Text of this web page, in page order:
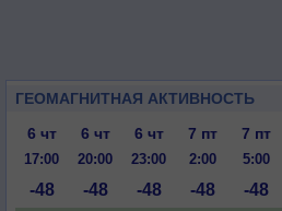
ГЕОМАГНИТНАЯ АКТИВНОСТЬ
6 чт
6 чт 6 чт 7 пт 7 пт
17:00 20:00 23:00 2:00 5:00
-48 -48 -48 -48 -48